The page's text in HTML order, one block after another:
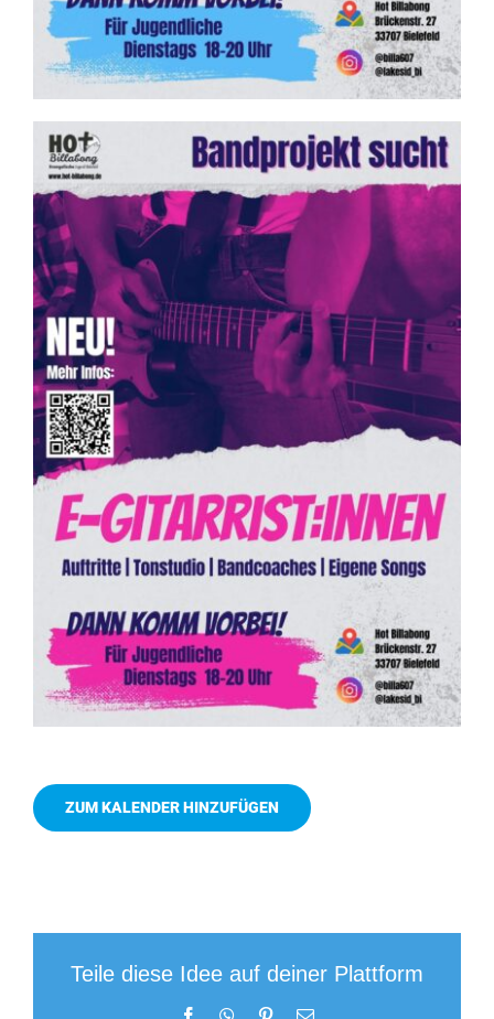
ZUM KALENDER HINZUFÜGEN
Teile diese Idee auf deiner Plattform
FacebookWhatsApp
Pinterest
E-